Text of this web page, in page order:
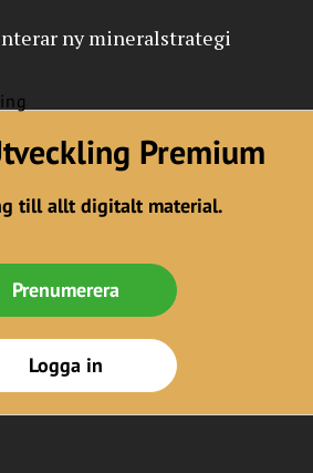
ny mineralstrategi
Premium
till allt digitalt material.
Prenumerera
Logga in